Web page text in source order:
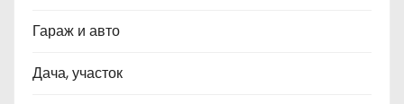
Гараж и авто
Дача, участок